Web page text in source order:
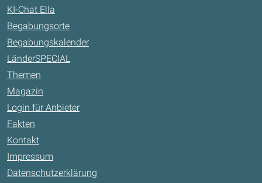
KI-Chat Ella
Begabungsorte
Begabungskalender
LänderSPECIAL
Themen
Magazin
Login für Anbieter
Fakten
Kontakt
Impressum
Datenschutzerklärung